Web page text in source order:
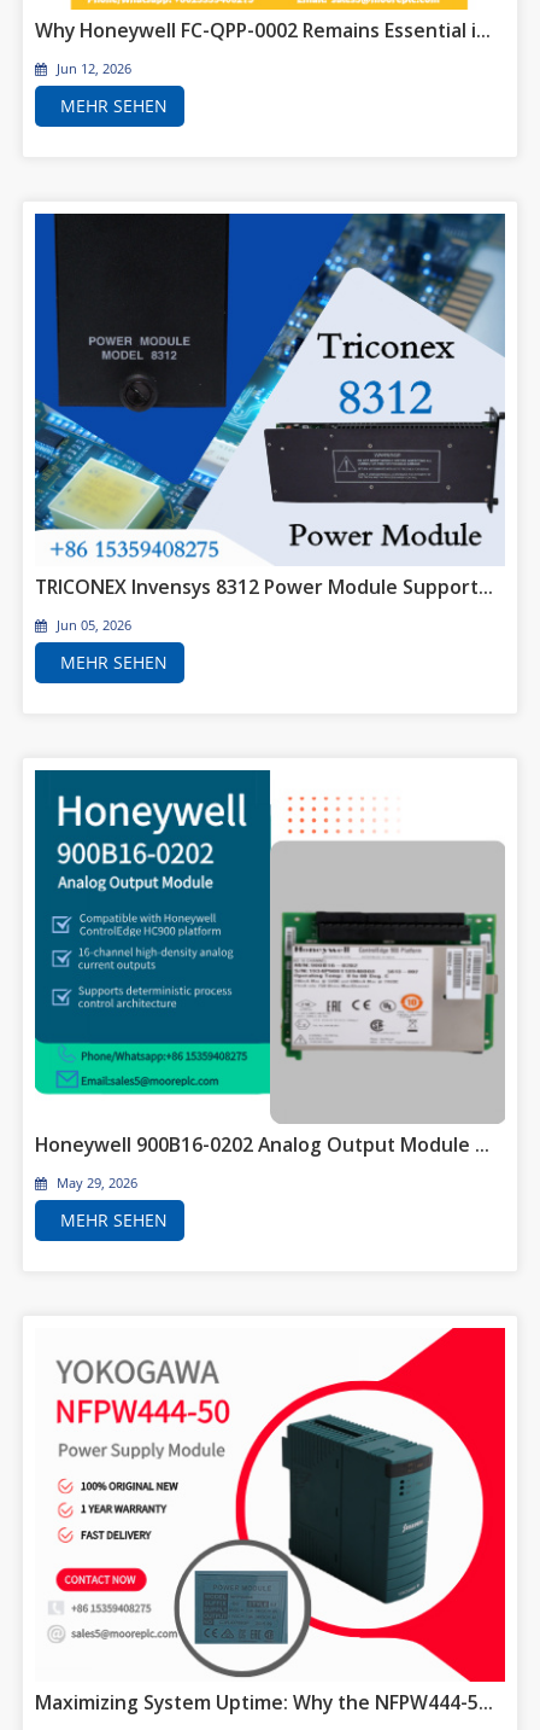
Why Honeywell FC-QPP-0002 Remains Essential in Safety Manager Systems for High-Risk Industrial Facilities
Jun 12, 2026
MEHR SEHEN
TRICONEX Invensys 8312 Power Module Supports Continuous Operation in High-Integrity Safety Systems
Jun 05, 2026
MEHR SEHEN
Honeywell 900B16-0202 Analog Output Module for High-Density Process Control Applications
May 29, 2026
MEHR SEHEN
Maximizing System Uptime: Why the NFPW444-50 Power Supply is the Backbone of the FCN-RTU